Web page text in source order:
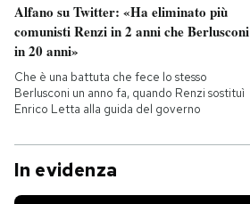
Alfano su Twitter: «Ha eliminato più
comunisti Renzi in 2 anni che Berlusconi
in 20 anni»
Che è una battuta che fece lo stesso
Berlusconi un anno fa, quando Renzi sostituì
Enrico Letta alla guida del governo
In evidenza